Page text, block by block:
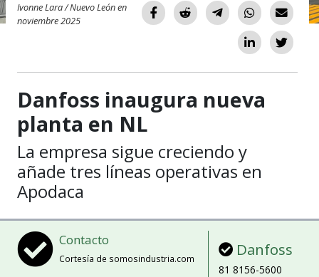
Ivonne Lara / Nuevo León en
noviembre 2025
Danfoss inaugura nueva
planta en NL
La empresa sigue creciendo y
añade tres líneas operativas en
Apodaca
Contacto
Cortesía de somosindustria.com Danfoss
81 8156-5600